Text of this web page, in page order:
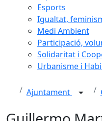
Esports
Igualtat,
Medi Ambient
Participació,
Solidaritat i
Urbanisme i
Ajuntament